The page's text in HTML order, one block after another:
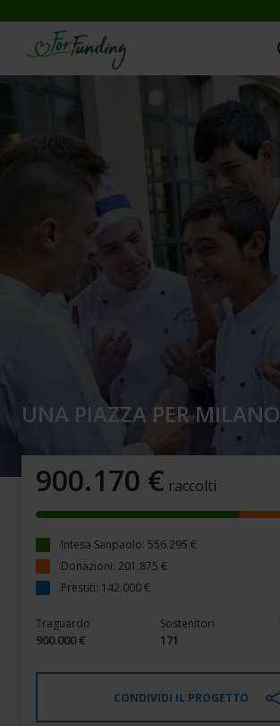
UNA PIAZZA PER MILANO
900.170 € raccolti
Intesa Sanpaolo: 556.295 €
Donazioni: 201.875 €
Prestiti: 142.000 €
Traguardo
900.000 €
Sostenitori
171
CONDIVIDI IL PROGETTO